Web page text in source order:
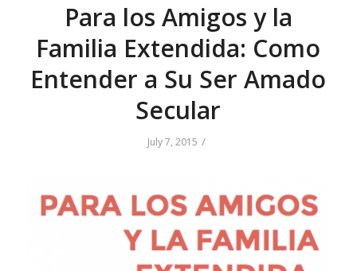
Para los Amigos y la
Familia Extendida: Como
Entender a Su Ser Amado
Secular
July 7, 2015 /